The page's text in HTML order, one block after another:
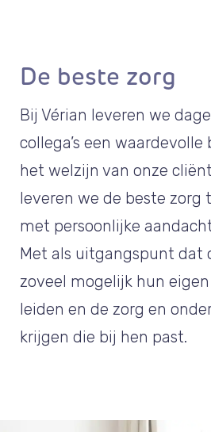
De beste zorg
Bij Vérian leveren we
collega’s een waardevolle
het welzijn van onze
leveren we de beste zorg
met persoonlijke
Met als uitgangspunt dat
zoveel mogelijk hun
leiden en de zorg en
krijgen die bij hen past.